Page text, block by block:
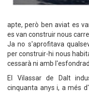
apte, però ben aviat es
es van construir nous
Ja no s'aprofitava
per construir-hi nous
cessarà ni amb
El Vilassar de Dalt
cinquanta anys i, a més